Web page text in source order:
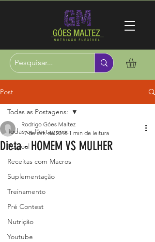
Post
Todas as Postagens:
Pessoal
Receitas com Macros
Suplementação
Treinamento
Pré Contest
Nutrição
Youtube
Todas as Postagens:
Dieta - HOMEM VS MULHER
Rodrigo Góes Maltez
17 de set. de 2018 1 min de leitura